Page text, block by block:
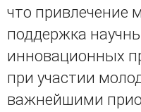
что привлечение
поддержка
инновационных
при участии
важнейшими